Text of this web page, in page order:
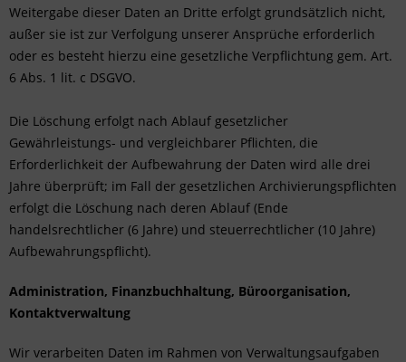
Weitergabe dieser Daten an Dritte erfolgt grundsätzlich nicht,
außer sie ist zur Verfolgung unserer Ansprüche erforderlich
oder es besteht hierzu eine gesetzliche Verpflichtung gem. Art.
6 Abs. 1 lit. c DSGVO.
Die Löschung erfolgt nach Ablauf gesetzlicher
Gewährleistungs- und vergleichbarer Pflichten, die
Erforderlichkeit der Aufbewahrung der Daten wird alle drei
Jahre überprüft; im Fall der gesetzlichen Archivierungspflichten
erfolgt die Löschung nach deren Ablauf (Ende
handelsrechtlicher (6 Jahre) und steuerrechtlicher (10 Jahre)
Aufbewahrungspflicht).
Administration, Finanzbuchhaltung, Büroorganisation,
Kontaktverwaltung
Wir verarbeiten Daten im Rahmen von Verwaltungsaufgaben